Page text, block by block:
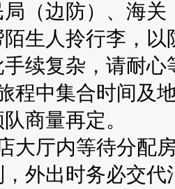
须知，敬请注意
（边防）、海
生人拎行李，
续复杂，请耐心
程中集合时间及
商量再定。
大厅内等待分配